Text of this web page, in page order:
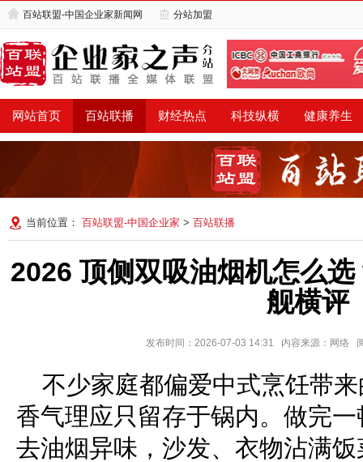
百站联盟-中国企业家新闻网 分站加盟
网站首页 百站联播 财经热点 科技纵横 健康养生
当前位置： 百站联盟-中国企业家 > 百站联播
2026 顶侧双吸油烟机怎么
舰横评
发布时间：2026-07-03 14:31 内容来源：网络
不少家庭都偏爱中式烹饪带
香气理应只留存于锅内。做完
去油烟异味，沙发、衣物沾满